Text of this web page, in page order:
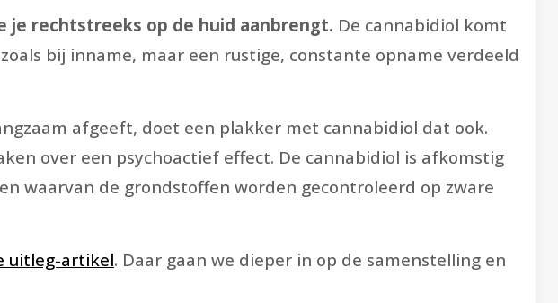
je rechtstreeks op de huid aanbrengt. De cannabidiol komt
bij inname, maar een rustige, constante opname verdeeld
afgeeft, doet een plakker met cannabidiol dat ook.
over een psychoactief effect. De cannabidiol is afkomstig
waarvan de grondstoffen worden gecontroleerd op zware
uitleg-artikel. Daar gaan we dieper in op de samenstelling en